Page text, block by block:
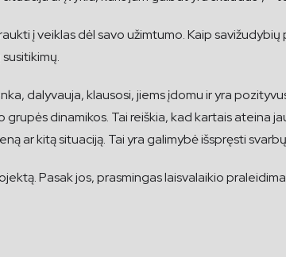
į veiklas dėl savo užimtumo. Kaip
dalyvauja, klausosi, jiems įdomu ir yra
dinamikos. Tai reiškia, kad kartais ateina
ar kitą situaciją. Tai yra galimybė išspręsti svarbų
Pasak jos, prasmingas laisvalaikio